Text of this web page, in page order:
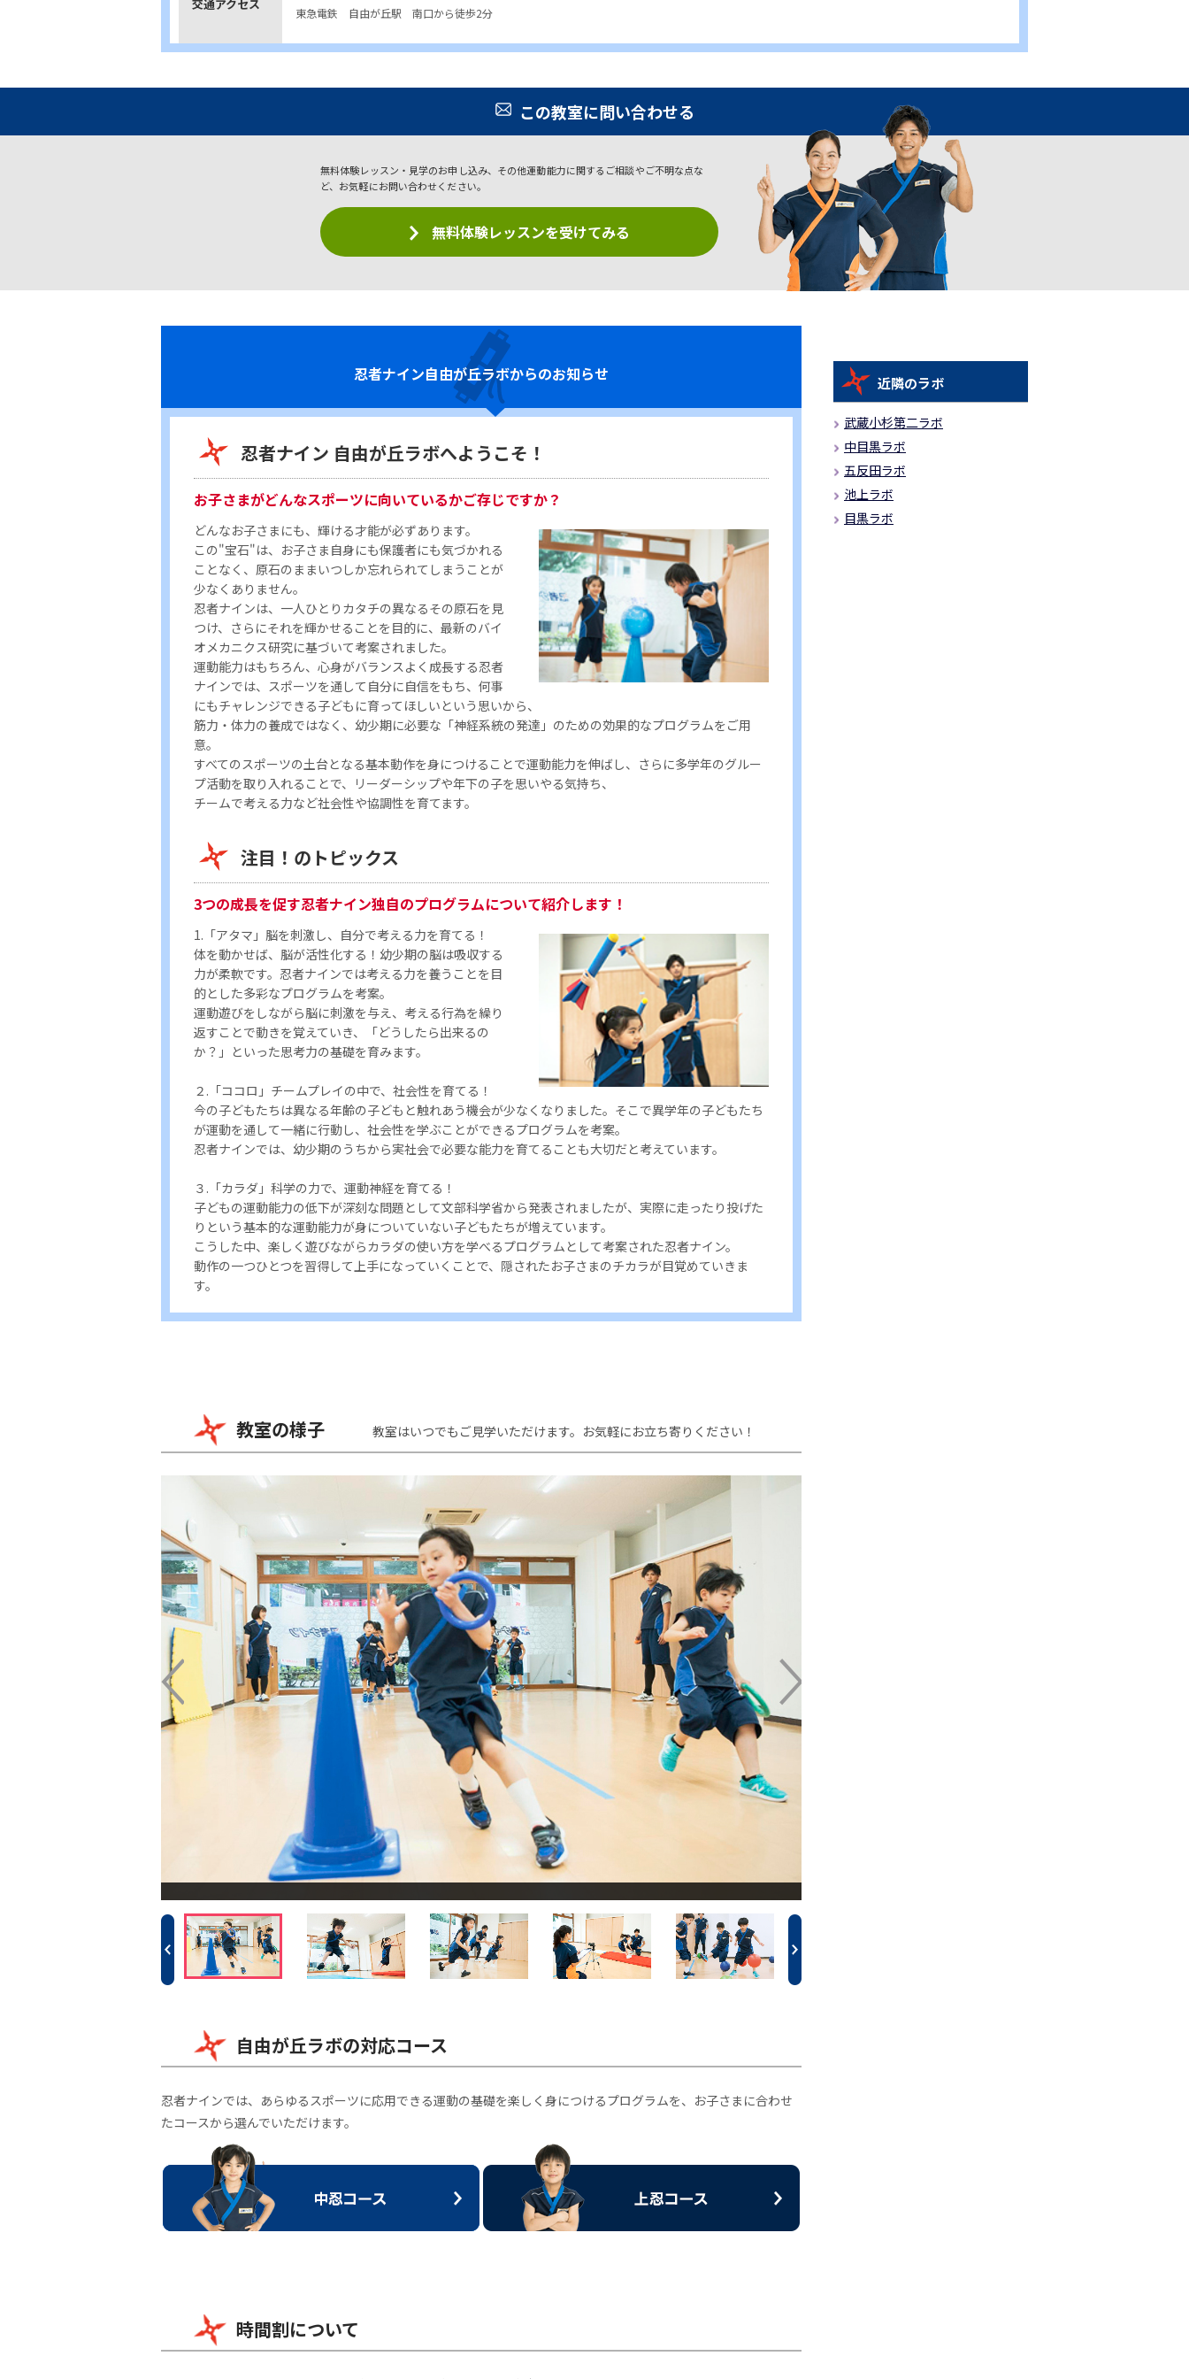
交通アクセス
東急電鉄 自由が丘駅 南口から徒歩2分
この教室に問い合わせる
無料体験レッスン・見学のお申し込み、その他運動能力に関するご相談やご不明な点な
ど、お気軽にお問い合わせください。
無料体験レッスンを受けてみる
忍者ナイン自由が丘ラボからのお知らせ
忍者ナイン 自由が丘ラボへようこそ！
お子さまがどんなスポーツに向いているかご存じですか？
どんなお子さまにも、輝ける才能が必ずあります。
この"宝石"は、お子さま自身にも保護者にも気づかれる
ことなく、原石のままいつしか忘れられてしまうことが
少なくありません。
忍者ナインは、一人ひとりカタチの異なるその原石を見
つけ、さらにそれを輝かせることを目的に、最新のバイ
オメカニクス研究に基づいて考案されました。
運動能力はもちろん、心身がバランスよく成長する忍者
ナインでは、スポーツを通して自分に自信をもち、何事
にもチャレンジできる子どもに育ってほしいという思いから、
筋力・体力の養成ではなく、幼少期に必要な「神経系統の発達」のための効果的なプログラムをご用
意。
すべてのスポーツの土台となる基本動作を身につけることで運動能力を伸ばし、さらに多学年のグルー
プ活動を取り入れることで、リーダーシップや年下の子を思いやる気持ち、
チームで考える力など社会性や協調性を育てます。
注目！のトピックス
3つの成長を促す忍者ナイン独自のプログラムについて紹介します！
1.「アタマ」脳を刺激し、自分で考える力を育てる！
体を動かせば、脳が活性化する！幼少期の脳は吸収する
力が柔軟です。忍者ナインでは考える力を養うことを目
的とした多彩なプログラムを考案。
運動遊びをしながら脳に刺激を与え、考える行為を繰り
返すことで動きを覚えていき、「どうしたら出来るの
か？」といった思考力の基礎を育みます。
２.「ココロ」チームプレイの中で、社会性を育てる！
今の子どもたちは異なる年齢の子どもと触れあう機会が少なくなりました。そこで異学年の子どもたち
が運動を通して一緒に行動し、社会性を学ぶことができるプログラムを考案。
忍者ナインでは、幼少期のうちから実社会で必要な能力を育てることも大切だと考えています。
３.「カラダ」科学の力で、運動神経を育てる！
子どもの運動能力の低下が深刻な問題として文部科学省から発表されましたが、実際に走ったり投げた
りという基本的な運動能力が身についていない子どもたちが増えています。
こうした中、楽しく遊びながらカラダの使い方を学べるプログラムとして考案された忍者ナイン。
動作の一つひとつを習得して上手になっていくことで、隠されたお子さまのチカラが目覚めていきま
す。
教室の様子 教室はいつでもご見学いただけます。お気軽にお立ち寄りください！
自由が丘ラボの対応コース
忍者ナインでは、あらゆるスポーツに応用できる運動の基礎を楽しく身につけるプログラムを、お子さまに合わせ
たコースから選んでいただけます。
時間割について
近隣のラボ
武蔵小杉第二ラボ
中目黒ラボ
五反田ラボ
池上ラボ
目黒ラボ